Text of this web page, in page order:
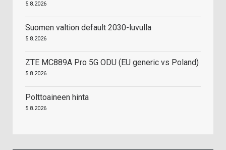
5.8.2026
Suomen valtion default 2030-luvulla
5.8.2026
ZTE MC889A Pro 5G ODU (EU generic vs Poland)
5.8.2026
Polttoaineen hinta
5.8.2026